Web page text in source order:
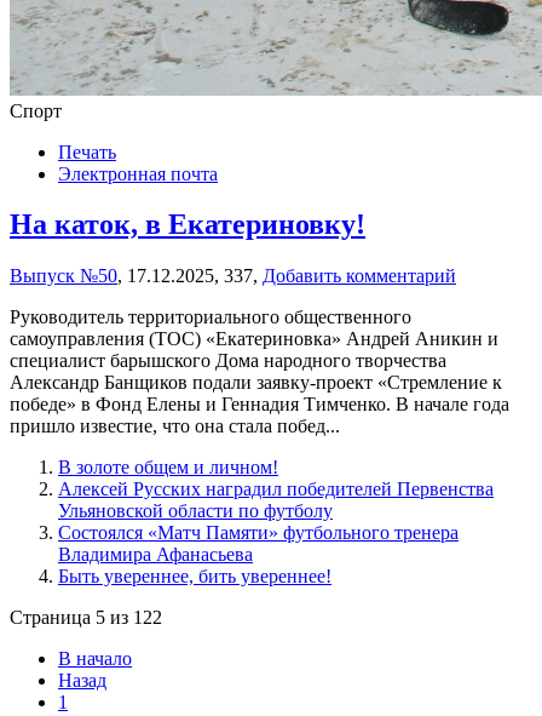
Спорт
Печать
Электронная почта
На каток, в Екатериновку!
Выпуск №50, 17.12.2025, 337, Добавить комментарий
Руководитель территориального общественного
самоуправления (ТОС) «Екатериновка» Андрей Аникин и
специалист барышского Дома народного творчества
Александр Банщиков подали заявку-проект «Стремление к
победе» в Фонд Елены и Геннадия Тимченко. В начале года
пришло известие, что она стала побед...
В золоте общем и личном!
Алексей Русских наградил победителей Первенства
Ульяновской области по футболу
Состоялся «Матч Памяти» футбольного тренера
Владимира Афанасьева
Быть увереннее, бить увереннее!
Страница 5 из 122
В начало
Назад
1